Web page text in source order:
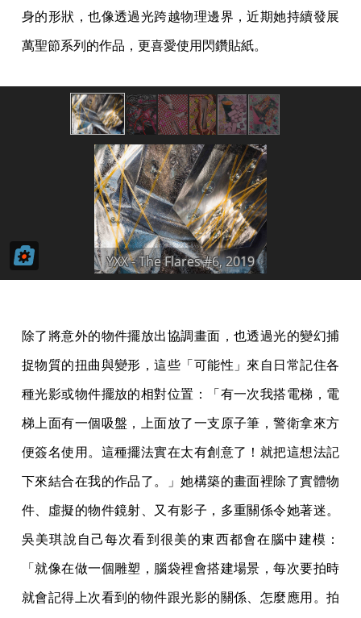
身的形狀，也像透過光跨越物理邊界，近期她持續發展
萬聖節系列的作品，更喜愛使用閃鑽貼紙。
除了將意外的物件擺放出協調畫面，也透過光的變幻捕
捉物質的扭曲與變形，這些「可能性」來自日常記住各
種光影或物件擺放的相對位置：「有一次我搭電梯，電
梯上面有一個吸盤，上面放了一支原子筆，警衛拿來方
便簽名使用。這種擺法實在太有創意了！就把這想法記
下來結合在我的作品了。」她構築的畫面裡除了實體物
件、虛擬的物件鏡射、又有影子，多重關係令她著迷。
吳美琪說自己每次看到很美的東西都會在腦中建模：
「就像在做一個雕塑，腦袋裡會搭建場景，每次要拍時
就會記得上次看到的物件跟光影的關係、怎麼應用。拍